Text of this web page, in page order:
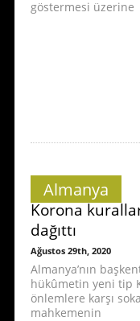
göstermesi üzerine
Almanya
Korona
dağıttı
Ağustos 29th, 2020
Almanya’nın
hükûmetin yeni tip
önlemlere karşı
mahkemenin